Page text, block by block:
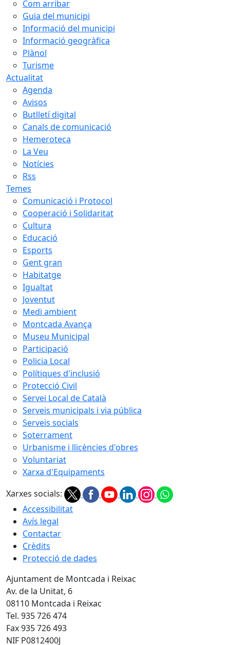
Com arribar
Guia del municipi
Informació del municipi
Informació geogràfica
Plànol
Turisme
Actualitat
Agenda
Avisos
Butlletí digital
Canals de comunicació
Hemeroteca
La Veu
Notícies
Rss
Temes
Comunicació i Protocol
Cooperació i Solidaritat
Cultura
Educació
Esports
Gent gran
Habitatge
Igualtat
Joventut
Medi ambient
Montcada Avança
Museu Municipal
Participació
Policia Local
Polítiques d'inclusió
Protecció Civil
Servei Local de Català
Serveis municipals i via pública
Serveis socials
Soterrament
Urbanisme i llicències d'obres
Voluntariat
Xarxa d'Equipaments
Xarxes socials:
Accessibilitat
Avís legal
Contactar
Crèdits
Protecció de dades
Ajuntament de Montcada i Reixac
Av. de la Unitat, 6
08110 Montcada i Reixac
Tel. 935 726 474
Fax 935 726 493
NIF P0812400J